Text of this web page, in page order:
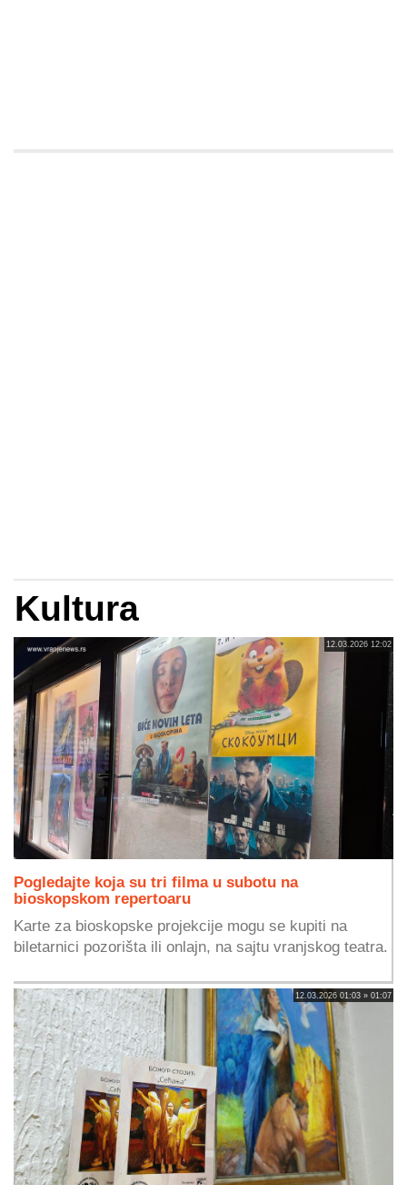
Kultura
12.03.2026 12:02
Pogledajte koja su tri filma u subotu na
bioskopskom repertoaru
Karte za bioskopske projekcije mogu se kupiti na
biletarnici pozorišta ili onlajn, na sajtu vranjskog teatra.
12.03.2026 01:03 » 01:07